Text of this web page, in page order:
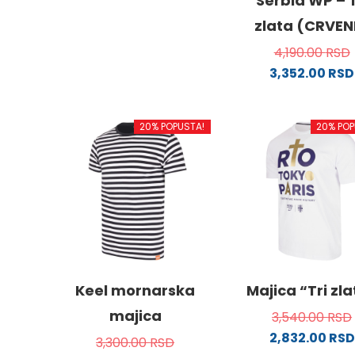
biti
izabrane
na
stranici
proizvoda.
zlata
4,190.00RSD
3,352.00 RSD
ima
više
varijanti.
Opcije
mogu
stranici
20% POPUSTA!
Keel mornarska
majica
3,300.00RSD
20%
Majica “Tri
3,540.00RSD
2,832.00 RSD